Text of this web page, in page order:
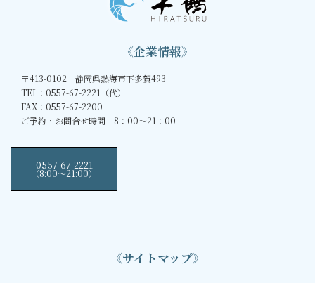
《企業情報》
〒413-0102 静岡県熱海市下多賀493
TEL：0557-67-2221（代）
FAX：0557-67-2200
ご予約・お問合せ時間 8：00～21：00
0557-67-2221
（8:00〜21:00）
《サイトマップ》